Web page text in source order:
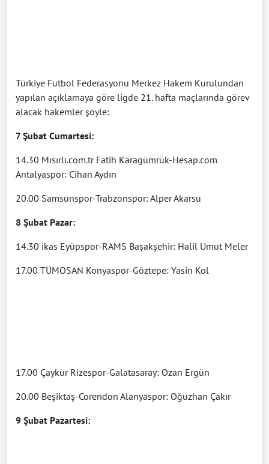
Türkiye Futbol Federasyonu Merkez Hakem Kurulundan
yapılan açıklamaya göre ligde 21. hafta maçlarında görev
alacak hakemler şöyle:
7 Şubat Cumartesi:
14.30 Mısırlı.com.tr Fatih Karagümrük-Hesap.com
Antalyaspor: Cihan Aydın
20.00 Samsunspor-Trabzonspor: Alper Akarsu
8 Şubat Pazar:
14.30 ikas Eyüpspor-RAMS Başakşehir: Halil Umut Meler
17.00 TÜMOSAN Konyaspor-Göztepe: Yasin Kol
17.00 Çaykur Rizespor-Galatasaray: Ozan Ergün
20.00 Beşiktaş-Corendon Alanyaspor: Oğuzhan Çakır
9 Şubat Pazartesi: